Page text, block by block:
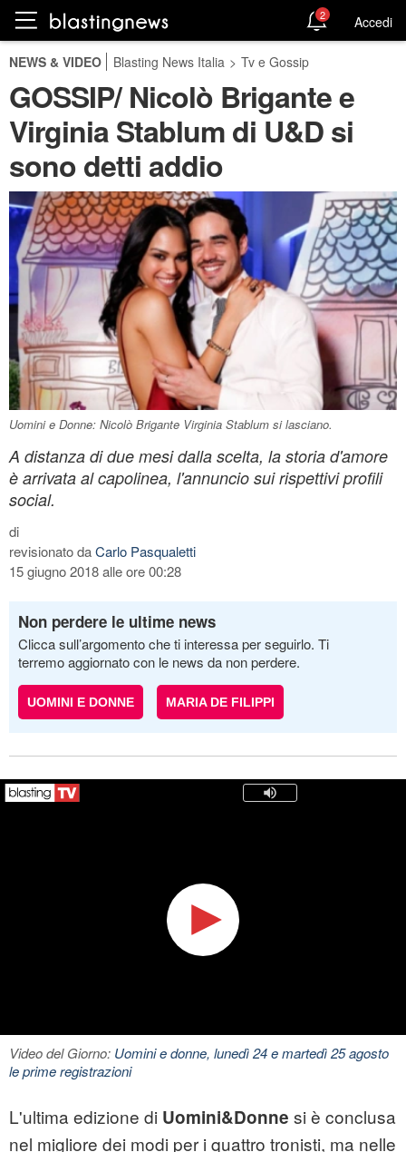
2 Accedi
NEWS & VIDEO Blasting News Italia > Tv e Gossip
GOSSIP/ Nicolò Brigante e
Virginia Stablum di U&D si
sono detti addio
Uomini e Donne: Nicolò Brigante Virginia Stablum si lasciano.
A distanza di due mesi dalla scelta, la storia d'amore
è arrivata al capolinea, l'annuncio sui rispettivi profili
social.
di
revisionato daCarlo Pasqualetti
15 giugno 2018 alle ore 00:28
Non perdere le ultime news
Clicca sull’argomento che ti interessa per seguirlo. Ti
terremo aggiornato con le news da non perdere.
UOMINI E DONNE MARIA DE FILIPPI
Video del Giorno: Uomini e donne, lunedì 24 e martedì 25 agosto
le prime registrazioni
L'ultima edizione di Uomini&Donne si è conclusa
nel migliore dei modi per i quattro tronisti, ma nelle